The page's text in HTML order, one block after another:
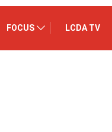
FOCUS LCDA TV